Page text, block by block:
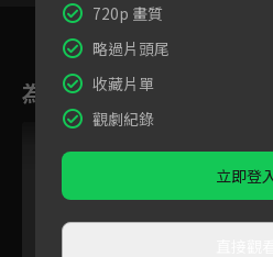
8 9
為您推薦
720p 畫質
略過片頭尾
收藏片單
觀劇紀錄
立即登